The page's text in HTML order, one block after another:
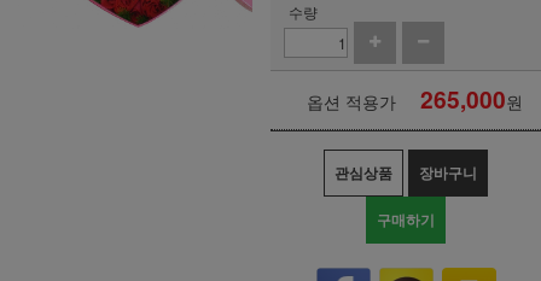
수량
옵션 적용가 265,000원
관심상품 장바구니
구매하기